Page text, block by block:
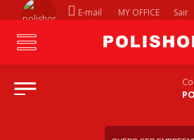
E-mail MY OFFICE Sair